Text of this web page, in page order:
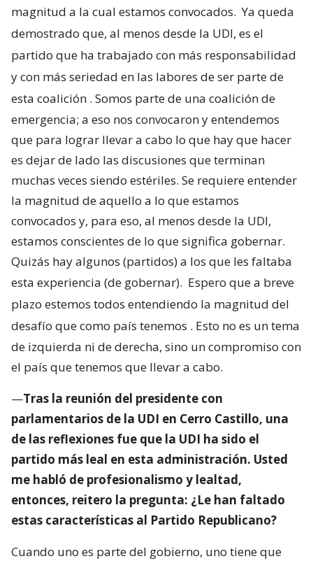
magnitud a la cual estamos convocados. Ya queda
demostrado que, al menos desde la UDI, es el
partido que ha trabajado con más responsabilidad
y con más seriedad en las labores de ser parte de
esta coalición . Somos parte de una coalición de
emergencia; a eso nos convocaron y entendemos
que para lograr llevar a cabo lo que hay que hacer
es dejar de lado las discusiones que terminan
muchas veces siendo estériles. Se requiere entender
la magnitud de aquello a lo que estamos
convocados y, para eso, al menos desde la UDI,
estamos conscientes de lo que significa gobernar.
Quizás hay algunos (partidos) a los que les faltaba
esta experiencia (de gobernar). Espero que a breve
plazo estemos todos entendiendo la magnitud del
desafío que como país tenemos . Esto no es un tema
de izquierda ni de derecha, sino un compromiso con
el país que tenemos que llevar a cabo.
—Tras la reunión del presidente con
parlamentarios de la UDI en Cerro Castillo, una
de las reflexiones fue que la UDI ha sido el
partido más leal en esta administración. Usted
me habló de profesionalismo y lealtad,
entonces, reitero la pregunta: ¿Le han faltado
estas características al Partido Republicano?
Cuando uno es parte del gobierno, uno tiene que